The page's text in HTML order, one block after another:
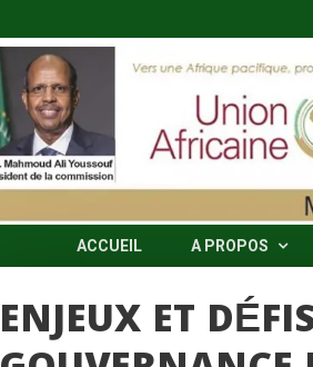
ACCUEIL A PROPOS
ENJEUX ET